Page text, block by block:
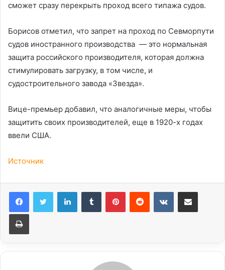
сможет сразу перекрыть проход всего типажа судов.
Борисов отметил, что запрет на проход по Севморпути
судов иностранного производства — это нормальная
защита российского производителя, которая должна
стимулировать загрузку, в том числе, и
судостроительного завода «Звезда».
Вице-премьер добавил, что аналогичные меры, чтобы
защитить своих производителей, еще в 1920-х годах
ввели США.
Источник
LinkedInTumblr PinterestReddit ВконтактеПоделиться через электронную почту
Печатать